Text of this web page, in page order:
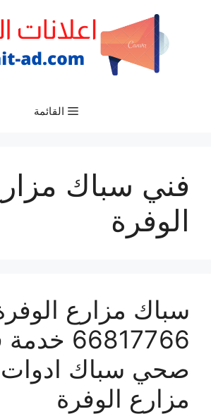
القائمة
فني سباك
الوفرة
سباك مزارع
66817766
صحي سباك
مزارع الوفرة